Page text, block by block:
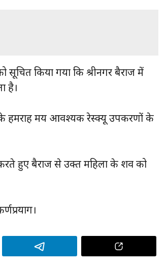
सूचित किया गया कि श्रीनगर बैराज में
है।
के हमराह मय आवश्यक रेस्क्यू उपकरणों के
करते हुए बैराज से उक्त महिला के शव को